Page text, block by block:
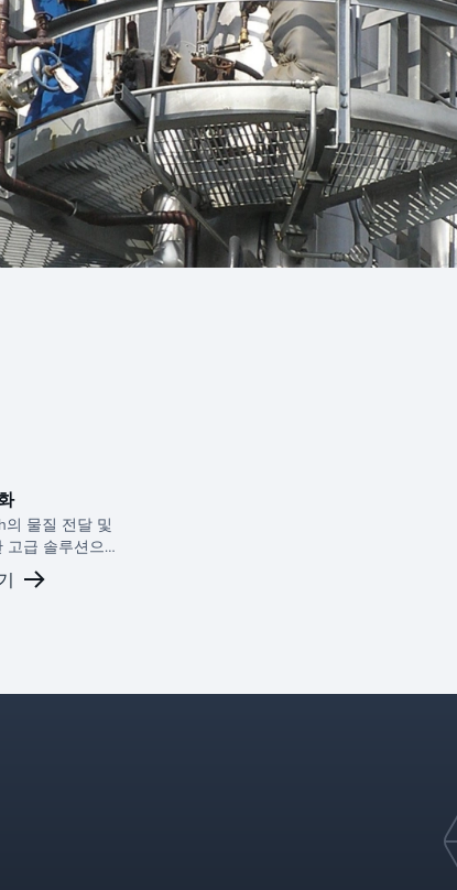
의 물질 전달 및
고급 솔루션으
향상시키십
기술은 가장 까
니다.